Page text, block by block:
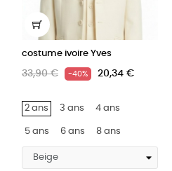
costume ivoire Yves
33,90 € -40% 20,34 €
2 ans 3 ans 4 ans
5 ans 6 ans 8 ans